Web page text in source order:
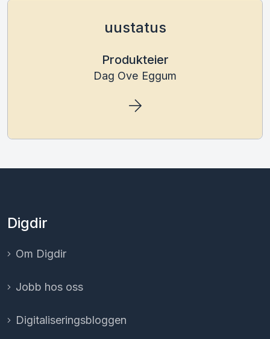
uustatus
Produkteier
Dag Ove Eggum
Digdir
Om Digdir
Jobb hos oss
Digitaliserings­bloggen